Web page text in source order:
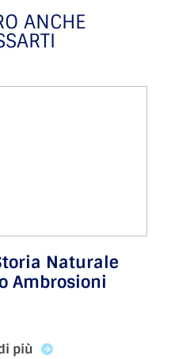
ANCHE
Naturale
Ambrosioni
più